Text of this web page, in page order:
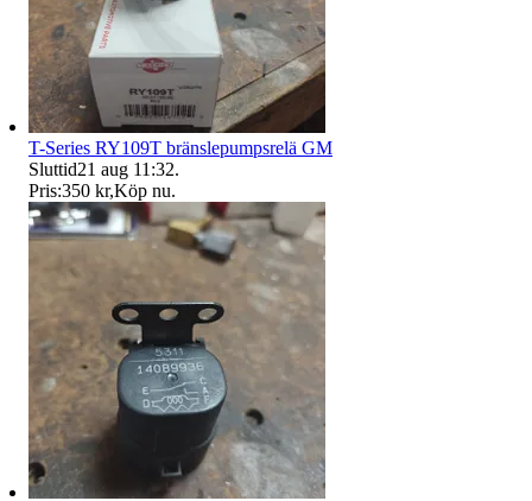
T-Series RY109T bränslepumpsrelä GM
Sluttid21 aug 11:32.
Pris:350 kr,Köp nu.